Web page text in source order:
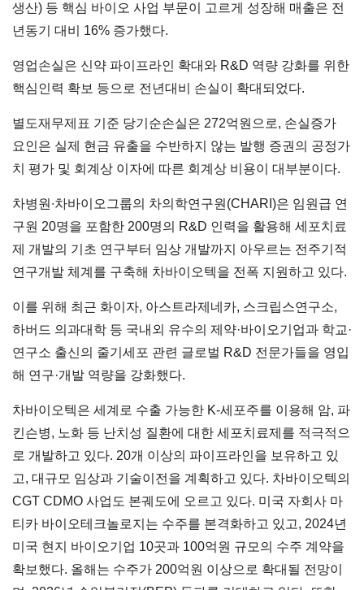
생산) 등 핵심 바이오 사업 부문이 고르게 성장해 매출은 전
년동기 대비 16% 증가했다.
영업손실은 신약 파이프라인 확대와 R&D 역량 강화를 위한
핵심인력 확보 등으로 전년대비 손실이 확대되었다.
별도재무제표 기준 당기순손실은 272억원으로, 손실증가
요인은 실제 현금 유출을 수반하지 않는 발행 증권의 공정가
치 평가 및 회계상 이자에 따른 회계상 비용이 대부분이다.
차병원∙차바이오그룹의 차의학연구원(CHARI)은 임원급 연
구원 20명을 포함한 200명의 R&D 인력을 활용해 세포치료
제 개발의 기초 연구부터 임상 개발까지 아우르는 전주기적
연구개발 체계를 구축해 차바이오텍을 전폭 지원하고 있다.
이를 위해 최근 화이자, 아스트라제네카, 스크립스연구소,
하버드 의과대학 등 국내외 유수의 제약·바이오기업과 학교·
연구소 출신의 줄기세포 관련 글로벌 R&D 전문가들을 영입
해 연구·개발 역량을 강화했다.
차바이오텍은 세계로 수출 가능한 K-세포주를 이용해 암, 파
킨슨병, 노화 등 난치성 질환에 대한 세포치료제를 적극적으
로 개발하고 있다. 20개 이상의 파이프라인을 보유하고 있
고, 대규모 임상과 기술이전을 계획하고 있다. 차바이오텍의
CGT CDMO 사업도 본궤도에 오르고 있다. 미국 자회사 마
티카 바이오테크놀로지는 수주를 본격화하고 있고, 2024년
미국 현지 바이오기업 10곳과 100억원 규모의 수주 계약을
확보했다. 올해는 수주가 200억원 이상으로 확대될 전망이